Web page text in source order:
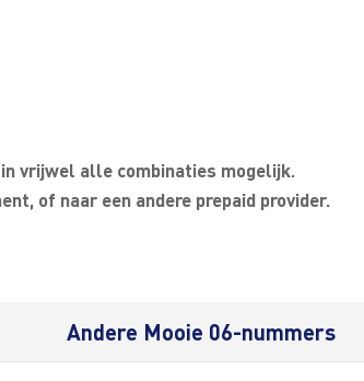
vrijwel alle combinaties mogelijk.
of naar een andere prepaid provider.
Andere Mooie 06-nummers